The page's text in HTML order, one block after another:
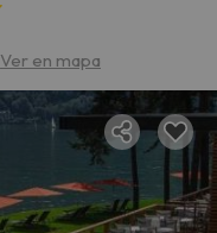
Ver en mapa